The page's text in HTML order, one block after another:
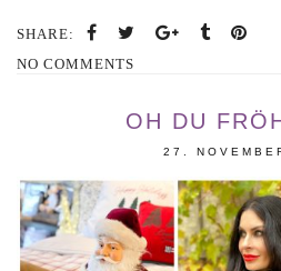
SHARE:
NO COMMENTS
OH DU
27.